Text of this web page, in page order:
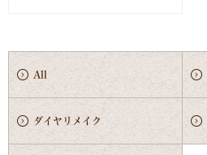
All
ダイヤリメイク